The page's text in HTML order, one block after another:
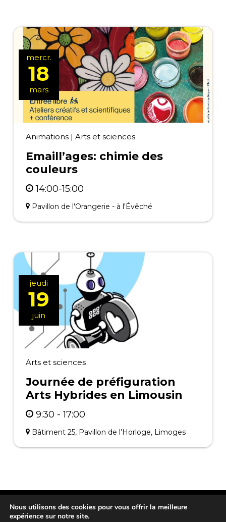
Animations| Arts et sciences
Emaill’ages: chimie des
couleurs
14:00-15:00
Pavillon de l'Orangerie - à l'Évêché
mercr.
18
mars
Arts et sciences
Journée de préfiguration
Arts Hybrides en Limousin
9:30 - 17:00
Bâtiment 25, Pavillon de l’Horloge, Limoges
jeudi
19
juin
twitter facebook linkedin instagramtiktok
Nous utilisons des cookies pour vous offrir la meilleure
expérience sur notre site.